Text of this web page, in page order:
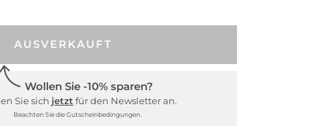
AUSVERKAUFT
Wollen Sie -10% sparen?
Sie sich jetzt für den Newsletter an.
Beachten Sie die Gutscheinbedingungen.